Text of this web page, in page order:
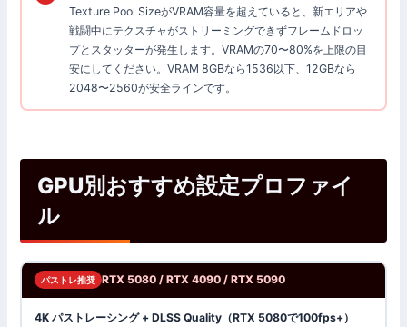
Texture Pool SizeがVRAM容量を超えていると、新エリアや
戦闘中にテクスチャがストリーミングできずフレームドロッ
プとスタッターが発生します。VRAMの70〜80%を上限の目
安にしてください。VRAM 8GBなら1536以下、12GBなら
2048〜2560が安全ラインです。
GPU別おすすめ設定プロファイ
ル
パストレ推奨 RTX 5080 / RTX 4090 / RTX 5090
4K パストレーシング + DLSS Quality（RTX 5080で100fps+）